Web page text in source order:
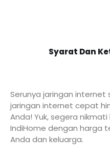
Syarat Dan
Serunya jaringan internet
jaringan internet cepat
Anda! Yuk, segera
IndiHome dengan harga
Anda dan keluarga.